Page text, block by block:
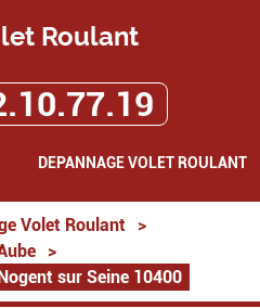
Roulant
DEPANNAGE VOLET ROULANT
Volet Roulant
>
>
sur Seine 10400